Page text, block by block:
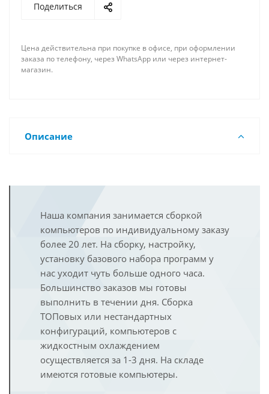
Поделиться
Цена действительна при покупке в офисе, при оформлении
заказа по телефону, через WhatsApp или через интернет-
магазин.
Описание
Наша компания занимается сборкой
компьютеров по индивидуальному заказу
более 20 лет. На сборку, настройку,
установку базового набора программ у
нас уходит чуть больше одного часа.
Большинство заказов мы готовы
выполнить в течении дня. Сборка
ТОПовых или нестандартных
конфигураций, компьютеров с
жидкостным охлаждением
осуществляется за 1-3 дня. На складе
имеются готовые компьютеры.